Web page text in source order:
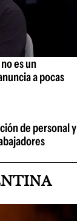
es un
a pocas
de personal y